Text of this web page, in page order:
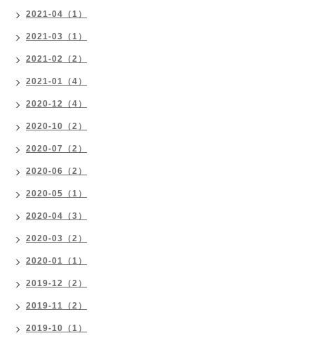
2021-04（1）
2021-03（1）
2021-02（2）
2021-01（4）
2020-12（4）
2020-10（2）
2020-07（2）
2020-06（2）
2020-05（1）
2020-04（3）
2020-03（2）
2020-01（1）
2019-12（2）
2019-11（2）
2019-10（1）